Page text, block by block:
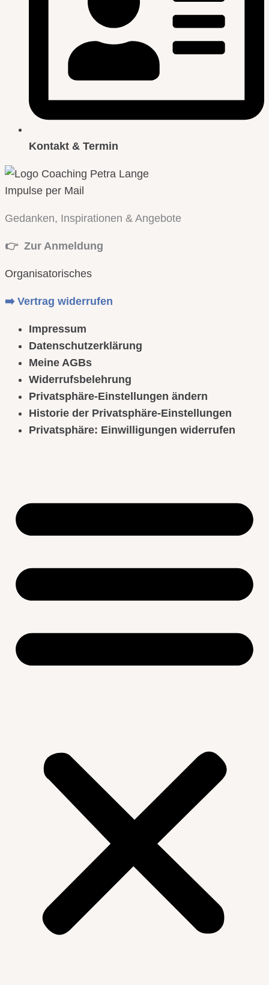
Kontakt & Termin
Impulse per Mail
Gedanken, Inspirationen & Angebote
👉 Zur Anmeldung
Organisatorisches
➡️ Vertrag widerrufen
Impressum
Datenschutzerklärung
Meine AGBs
Widerrufsbelehrung
Privatsphäre-Einstellungen ändern
Historie der Privatsphäre-Einstellungen
Privatsphäre: Einwilligungen widerrufen